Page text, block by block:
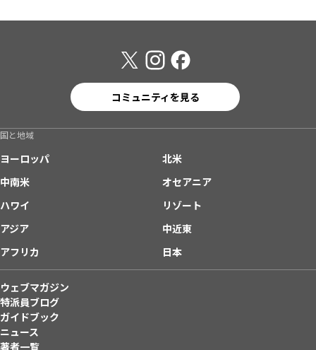
コミュニティを見る
国と地域
ヨーロッパ
北米
中南米
オセアニア
ハワイ
リゾート
アジア
中近東
アフリカ
日本
ウェブマガジン
特派員ブログ
ガイドブック
ニュース
著者一覧